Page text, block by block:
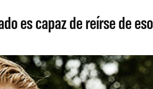
es capaz de reírse de